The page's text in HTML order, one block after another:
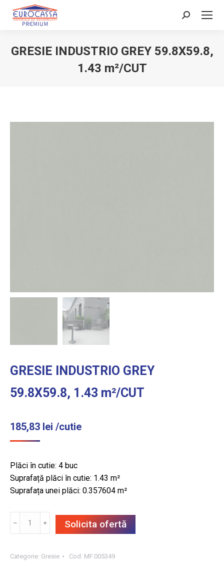
Search:
GRESIE INDUSTRIO GREY 59.8X59.8,
1.43 m²/CUT
GRESIE INDUSTRIO GREY
59.8X59.8, 1.43 m²/CUT
185,83 lei /cutie
Plăci în cutie: 4 buc
Suprafață plăci în cutie: 1.43 m²
Suprafața unei plăci: 0.357604 m²
GREY
﹣ ﹢ Solicita ofertă
Categorie: Gresie Cod: MF.005349